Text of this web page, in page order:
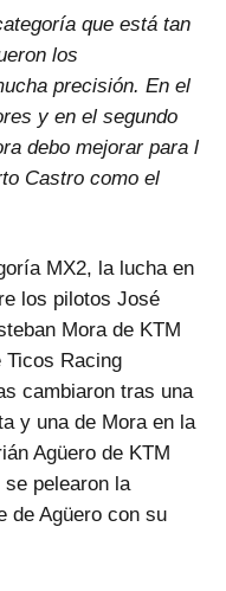
que está tan
los
precisión. En el
y en el segundo
debo mejorar para l
Castro como el
MX2, la lucha en
los pilotos José
Mora de KTM
Ticos Racing
cambiaron tras una
y una de Mora en la
Agüero de KTM
pelearon la
de Agüero con su